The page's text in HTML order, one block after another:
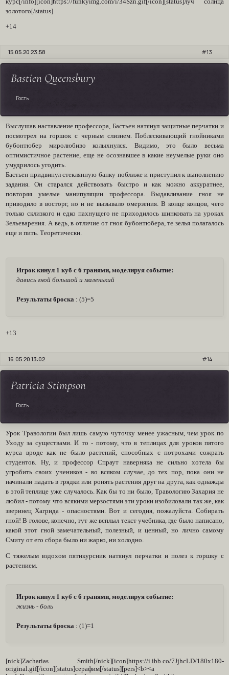
золотого[/status]
+14
13
15.05.20 23:58
Bastien Queensbury
Гость
Выслушав наставление профессора, Бастьен натянул защитные перчатки и
посмотрел на горшок с черным слизнем. Поблескивающий гнойниками
бубонтюбер миролюбиво колыхнулся. Видимо, это было весьма
оптимистичное растение, еще не осознавшее в какие неумелые руки оно
умудрилось угодить.
Бастьен придвинул стеклянную банку поближе и приступил к выполнению
задания. Он старался действовать быстро и как можно аккуратнее,
повторяя умелые манипуляции профессора. Выдавливание гноя не
приводило в восторг, но и не вызывало омерзения. В конце концов, чего
только склизкого и едко пахнущего не приходилось шинковать на уроках
Зельеварения. А ведь, в отличие от гноя бубонтюбера, те зелья полагалось
еще и пить. Теоретически.
Игрок кинул 1 куб с 6 гранями, моделируя событие:
давись гной большой и маленький
Результаты броска : (5)=5
+13
14
16.05.20 13:02
Patricia Stimpson
Гость
Урок Травологии был лишь самую чуточку менее ужасным, чем урок по
Уходу за существами. И то - потому, что в теплицах для уроков пятого
курса вроде как не было растений, способных с потрохами сожрать
студентов. Ну, и профессор Спраут наверняка не сильно хотела бы
угробить своих учеников - во всяком случае, до тех пор, пока они не
начинали падать в грядки или ронять растения друг на друга, как однажды
в этой теплице уже случалось. Как бы то ни было, Травологию Захария не
любил - потому что всякими мерзостями эти уроки изобиловали так же, как
зверинец Хагрида - опасностями. Вот и сегодня, пожалуйста. Собирать
гной! В голове, конечно, тут же всплыл текст учебника, где было написано,
какой этот гной замечательный, полезный, и ценный, но лично самому
Смиту от его сбора было ни жарко, ни холодно.
С тяжелым вздохом пятикурсник натянул перчатки и полез к горшку с
растением.
Игрок кинул 1 куб с 6 гранями, моделируя событие:
жизнь - боль
Результаты броска : (1)=1
[nick]Zacharias Smith[/nick][icon]https://i.ibb.co/7JjhcLD/180x180-
original.gif[/icon][status]серафим[/status][pers]<b><a